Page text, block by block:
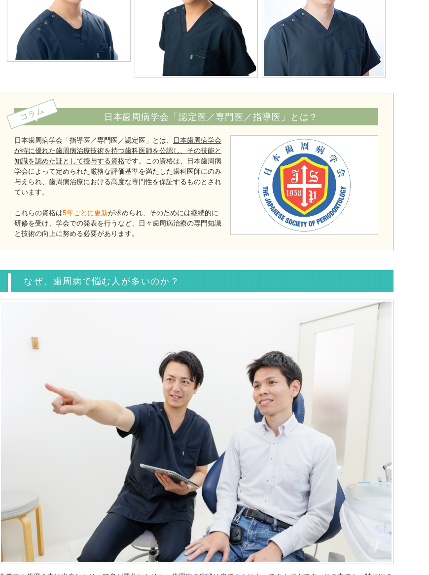
コラム 日本歯周病学会「認定医／専門医／指導医」とは？
日本歯周病学会「指導医／専門医／認定医 」とは、
日本歯周病学会
が特に優れた歯周病治療技術を持つ歯科医師を公認し、その技能と
知識を認めた証として授与する資格です。この資格は、日本歯周病
学会によって定められた厳格な評価基準を満たした歯科医師にのみ
与えられ、歯周病治療における高度な専門性を保証するものとされ
ています。
これらの資格は5年ごとに更新が求められ、そのためには継続的に
研修を受け、学会での発表を行うなど、日々歯周病治療の専門知識
と技術の向上に努める必要があります。
なぜ、歯周病で悩む人が多いのか？